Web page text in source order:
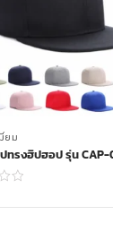
ยม
ทรงฮิปฮอป รุ่น CAP-
Read more